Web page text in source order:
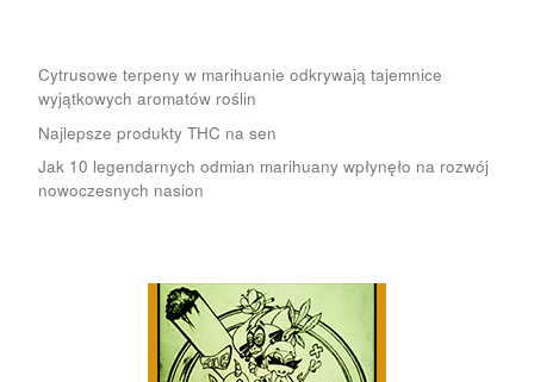
Cytrusowe terpeny w marihuanie odkrywają tajemnice
wyjątkowych aromatów roślin
Najlepsze produkty THC na sen
Jak 10 legendarnych odmian marihuany wpłynęło na rozwój
nowoczesnych nasion